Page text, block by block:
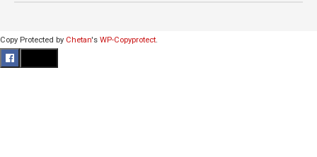
Copy Protected by Chetan's WP-Copyprotect.